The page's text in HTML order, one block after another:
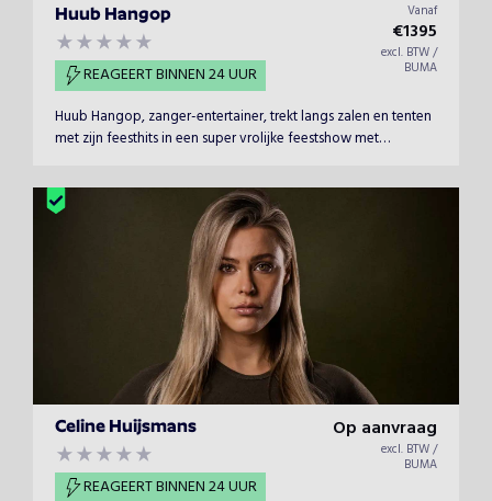
Huub Hangop
REAGEERT BINNEN 24 UUR
Vanaf
€1395
excl. BTW /
BUMA
Huub Hangop, zanger-entertainer, trekt langs zalen en tenten
met zijn feesthits in een super vrolijke feestshow met
zonder toegift heeft Huub in de afgelopen zesendertig jaar
nog nooit meegemaakt! Huub Hangop, zanger-entertainer,
trekt langs zalen en tenten met zijn feesthits in een super
vrolijke feestshow met uiteraard maar één doel: zaal op z’n
afgelopen achtendertig jaar (ja je leest het goed!) nog nooit
Celine Huijsmans
REAGEERT BINNEN 24 UUR
Op aanvraag
excl. BTW /
BUMA